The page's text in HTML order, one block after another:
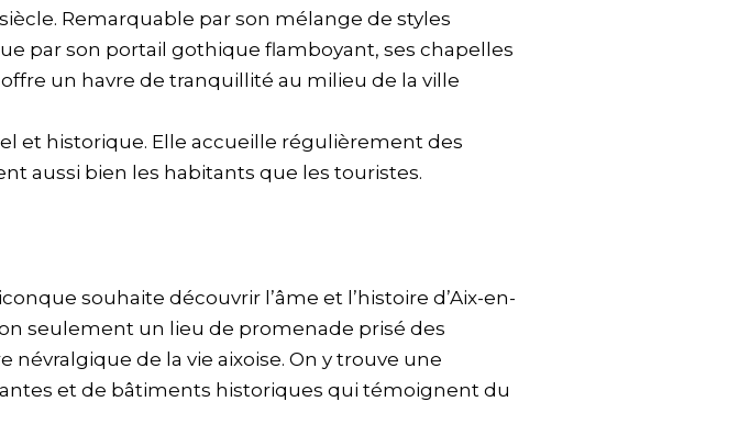
Remarquable par son mélange de styles
par son portail gothique flamboyant, ses chapelles
un havre de tranquillité au milieu de la ville
et historique. Elle accueille régulièrement des
aussi bien les habitants que les touristes.
souhaite découvrir l’âme et l’histoire d’Aix-en-
seulement un lieu de promenade prisé des
de la vie aixoise. On y trouve une
et de bâtiments historiques qui témoignent du